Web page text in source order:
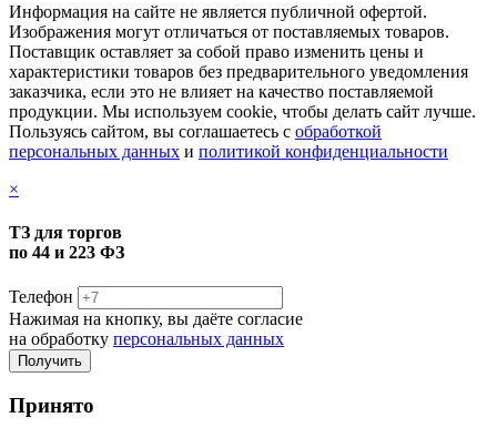
Информация на сайте не является публичной офертой.
Изображения могут отличаться от поставляемых товаров.
Поставщик оставляет за собой право изменить цены и
характеристики товаров без предварительного уведомления
заказчика, если это не влияет на качество поставляемой
продукции. Мы используем cookie, чтобы делать сайт лучше.
Пользуясь сайтом, вы соглашаетесь с обработкой
персональных данных и политикой конфиденциальности
×
ТЗ для торгов
по 44 и 223 ФЗ
Телефон
Нажимая на кнопку, вы даёте согласие
на обработку персональных данных
Принято